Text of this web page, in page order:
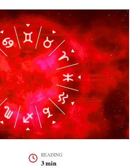
READING
3 min